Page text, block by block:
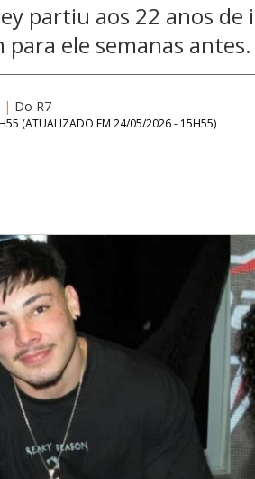
partiu aos 22 anos
para ele semanas antes.
| Do R7
(ATUALIZADO EM 24/05/2026 - 15H55)